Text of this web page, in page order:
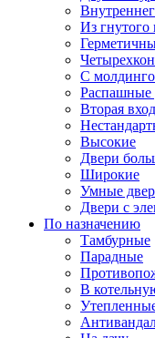
Из гнутого
С
Распашные
Вторая
Высокие
Двери
Широкие
Умные
Двери с
По назначению
Тамбурные
Парадные
В